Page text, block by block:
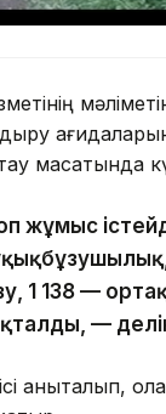
мақсатында
жұмыс
1 138 —
—
анықталып,